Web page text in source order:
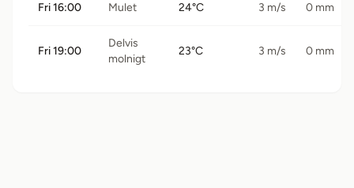
Fri 16:00 Mulet 24°C 3 m/s 0 mm
Fri 19:00
Delvis
molnigt
23°C 3 m/s 0 mm